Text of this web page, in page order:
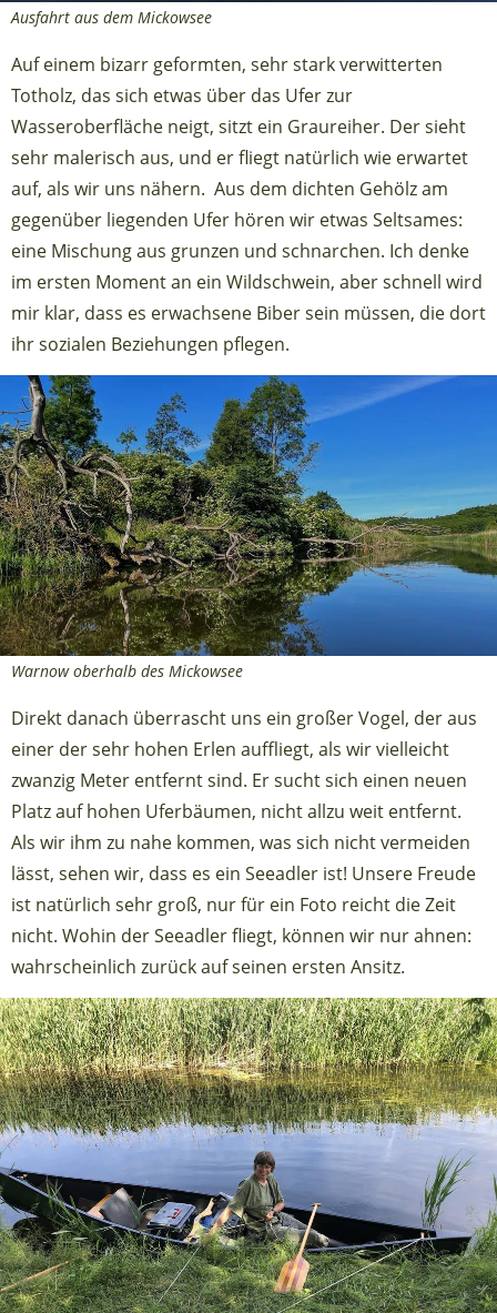
Ausfahrt aus dem Mickowsee
Auf einem bizarr geformten, sehr stark verwitterten
Totholz, das sich etwas über das Ufer zur
Wasseroberfläche neigt, sitzt ein Graureiher. Der sieht
sehr malerisch aus, und er fliegt natürlich wie erwartet
auf, als wir uns nähern. Aus dem dichten Gehölz am
gegenüber liegenden Ufer hören wir etwas Seltsames:
eine Mischung aus grunzen und schnarchen. Ich denke
im ersten Moment an ein Wildschwein, aber schnell wird
mir klar, dass es erwachsene Biber sein müssen, die dort
ihr sozialen Beziehungen pflegen.
Warnow oberhalb des Mickowsee
Direkt danach überrascht uns ein großer Vogel, der aus
einer der sehr hohen Erlen auffliegt, als wir vielleicht
zwanzig Meter entfernt sind. Er sucht sich einen neuen
Platz auf hohen Uferbäumen, nicht allzu weit entfernt.
Als wir ihm zu nahe kommen, was sich nicht vermeiden
lässt, sehen wir, dass es ein Seeadler ist! Unsere Freude
ist natürlich sehr groß, nur für ein Foto reicht die Zeit
nicht. Wohin der Seeadler fliegt, können wir nur ahnen:
wahrscheinlich zurück auf seinen ersten Ansitz.